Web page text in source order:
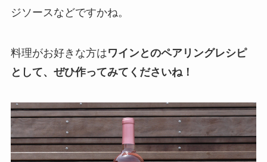
ジソースなどですかね。
料理がお好きな方はワインとのペアリングレシピ
として、ぜひ作ってみてくださいね！